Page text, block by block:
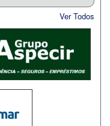
Ver Todos